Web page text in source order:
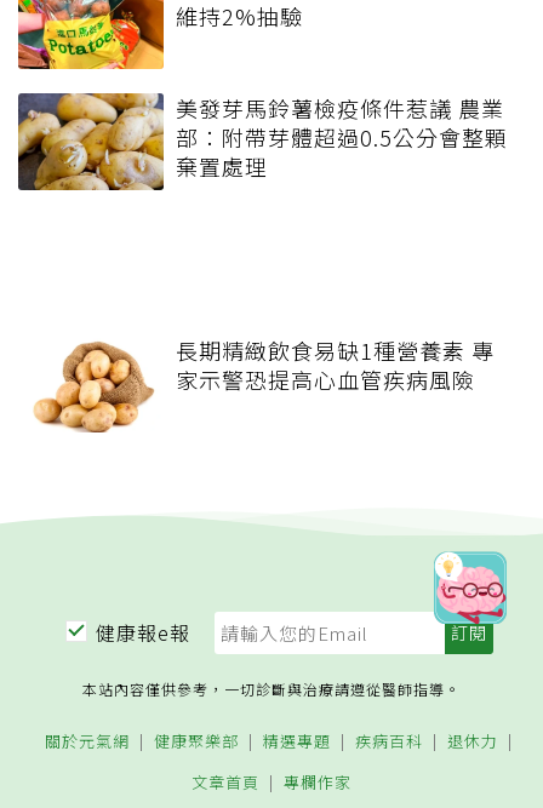
維持2%抽驗
美發芽馬鈴薯檢疫條件惹議 農業
部：附帶芽體超過0.5公分會整顆
棄置處理
長期精緻飲食易缺1種營養素 專
家示警恐提高心血管疾病風險
健康報e報
本站內容僅供參考，一切診斷與治療請遵從醫師指導。
關於元氣網 健康聚樂部 精選專題 疾病百科
退休力
文章首頁
專欄作家